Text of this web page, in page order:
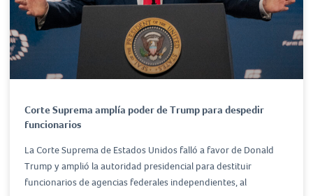
Corte Suprema amplía poder de Trump para despedir
funcionarios
La Corte Suprema de Estados Unidos falló a favor de Donald
Trump y amplió la autoridad presidencial para destituir
funcionarios de agencias federales independientes, al